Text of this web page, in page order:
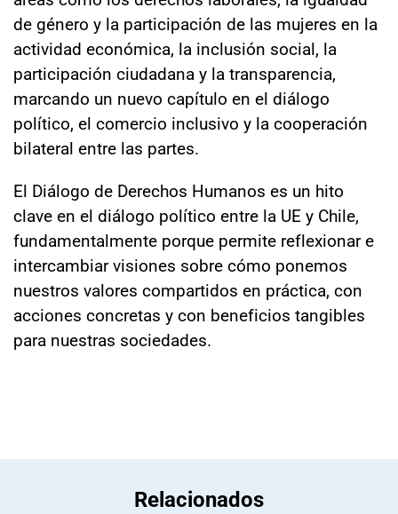
de género y la participación de las mujeres en la
actividad económica, la inclusión social, la
participación ciudadana y la transparencia,
marcando un nuevo capítulo en el diálogo
político, el comercio inclusivo y la cooperación
bilateral entre las partes.
El Diálogo de Derechos Humanos es un hito
clave en el diálogo político entre la UE y Chile,
fundamentalmente porque permite reflexionar e
intercambiar visiones sobre cómo ponemos
nuestros valores compartidos en práctica, con
acciones concretas y con beneficios tangibles
para nuestras sociedades.
Relacionados